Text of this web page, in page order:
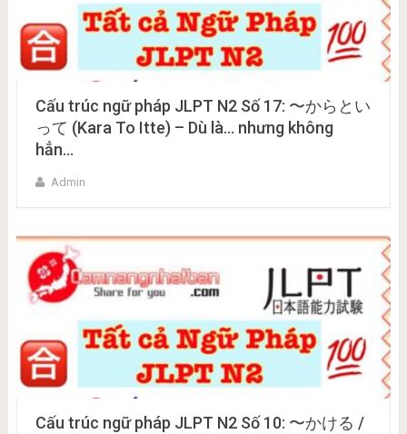
Cấu trúc ngữ pháp JLPT N2 Số 17: 〜からとい
って (Kara To Itte) – Dù là… nhưng không
hẳn…
Admin
Cấu trúc ngữ pháp JLPT N2 Số 10: 〜かける /